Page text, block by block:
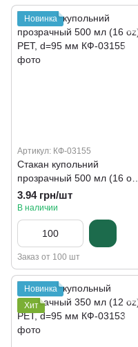
Новинка
Артикул: КФ-03155
Стакан купольний
прозрачный 500 мл (16 oz),
РЕТ, d=95 мм
3.94 грн/шт
В наличии
Заказ от 100 шт
Новинка
Хит